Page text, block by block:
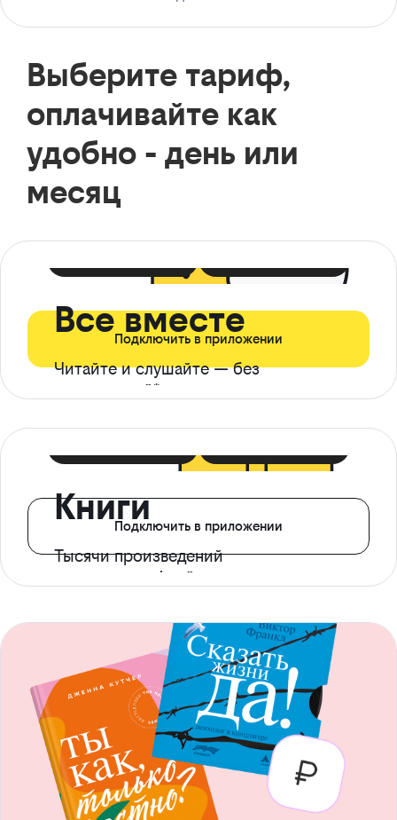
Выберите тариф,
оплачивайте как
удобно - день или
месяц
Все вместе
Читайте и слушайте — без
ограничений*
Подключить в приложении
Книги
Тысячи произведений
с доступом офлайн
Подключить в приложении